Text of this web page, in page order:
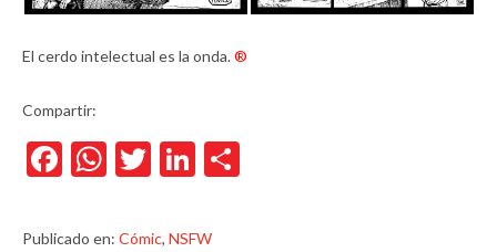
El cerdo intelectual es la onda.®
Compartir:
Facebook
WhatsApp
TwitterLinkedIn
Publicado en: Cómic, NSFW